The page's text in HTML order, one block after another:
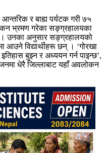
र बाह्य पर्यटक गरी ७५
भ्रमण गरेका सङ्ग्रहालयका
उनका अनुसार सङ्ग्रहालयको
आउने विद्यार्थीहरू छन् । ‘गोरखा
बुझ्न र अध्ययन गर्न पाइन्छ’,
धेरै जिल्लाबाट यहाँ अवलोकन